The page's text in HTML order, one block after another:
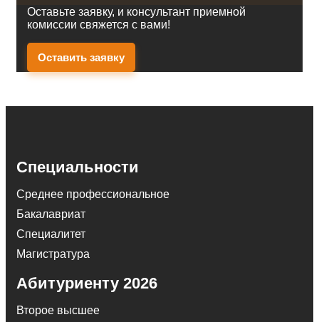
Оставьте заявку, и консультант приемной
комиссии свяжется с вами!
Оставить заявку
Специальности
Среднее профессиональное
Бакалавриат
Специалитет
Магистратура
Абитуриенту 2026
Второе высшее